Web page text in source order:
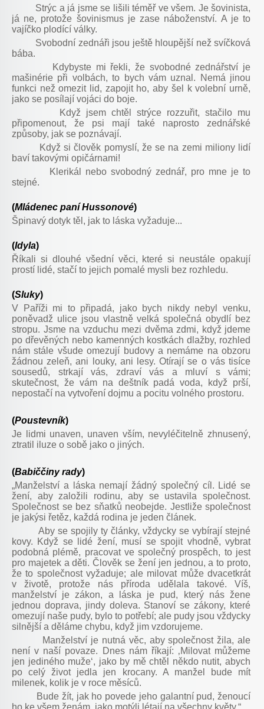
Strýc a já jsme se lišili téměř ve všem. Je šovinista,
já ne, protože šovinismus je zase náboženství. A je to
vajíčko plodící války.
Svobodní zednáři jsou ještě hloupější než svíčková
bába.
Kdybyste mi řekli, že svobodné zednářství je
mašinérie při volbách, to bych vám uznal. Nemá jinou
funkci než omezit lid, zapojit ho, aby šel k volební urně,
jako se posílají vojáci do boje.
Když jsem chtěl strýce rozzuřit, stačilo mu
připomenout, že psi mají také naprosto zednářské
způsoby, jak se poznávají.
Když si člověk pomyslí, že se na zemi miliony lidí
baví takovými opičárnami!
Klerikál nebo svobodný zednář, pro mne je to
stejné.
(Mládenec paní Hussonové)
Špinavý dotyk těl, jak to láska vyžaduje...
(Idyla)
Říkali si dlouhé všední věci, které si neustále opakují
prostí lidé, stačí to jejich pomalé mysli bez rozhledu.
(Sluky)
V Paříži mi to připadá, jako bych nikdy nebyl venku,
poněvadž ulice jsou vlastně velká společná obydlí bez
stropu. Jsme na vzduchu mezi dvěma zdmi, když jdeme
po dřevěných nebo kamenných kostkách dlažby, rozhled
nám stále všude omezují budovy a nemáme na obzoru
žádnou zeleň, ani louky, ani lesy. Otírají se o vás tisíce
sousedů, strkají vás, zdraví vás a mluví s vámi;
skutečnost, že vám na deštník padá voda, když prší,
nepostačí na vytvoření dojmu a pocitu volného prostoru.
(Poustevník)
Je lidmi unaven, unaven vším, nevyléčitelně zhnusený,
ztratil iluze o sobě jako o jiných.
(Babiččiny rady)
„Manželství a láska nemají žádný společný cíl. Lidé se
žení, aby založili rodinu, aby se ustavila společnost.
Společnost se bez sňatků neobejde. Jestliže společnost
je jakýsi řetěz, každá rodina je jeden článek.
Aby se spojily ty články, vždycky se vybírají stejné
kovy. Když se lidé žení, musí se spojit vhodně, vybrat
podobná plémě, pracovat ve společný prospěch, to jest
pro majetek a děti. Člověk se žení jen jednou, a to proto,
že to společnost vyžaduje; ale milovat může dvacetkrát
v životě, protože nás příroda udělala takové. Víš,
manželství je zákon, a láska je pud, který nás žene
jednou doprava, jindy doleva. Stanoví se zákony, které
omezují naše pudy, bylo to potřebí; ale pudy jsou vždycky
silnější a děláme chybu, když jim vzdorujeme.
Manželství je nutná věc, aby společnost žila, ale
není v naší povaze. Dnes nám říkají: ‚Milovat můžeme
jen jediného muže‘, jako by mě chtěl někdo nutit, abych
po celý život jedla jen krocany. A manžel bude mít
milenek, kolik je v roce měsíců.
Bude žít, jak ho povede jeho galantní pud, ženoucí
ho ke všem ženám, jako motýli létají na všechny květy.“